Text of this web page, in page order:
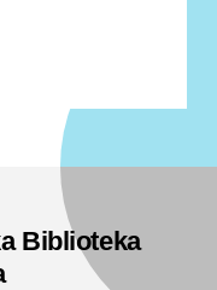
Biblioteka